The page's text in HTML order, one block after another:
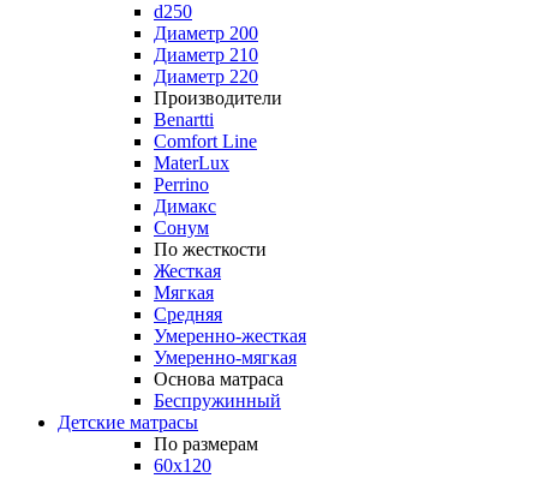
d250
Диаметр 200
Диаметр 210
Диаметр 220
Производители
Benartti
Comfort Line
MaterLux
Perrino
Димакс
Сонум
По жесткости
Жесткая
Мягкая
Средняя
Умеренно-жесткая
Умеренно-мягкая
Основа матраса
Беспружинный
Детские матрасы
По размерам
60x120